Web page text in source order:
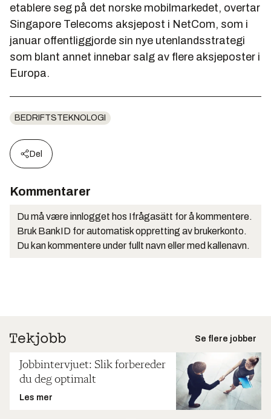
etablere seg på det norske mobilmarkedet, overtar
Singapore Telecoms aksjepost i NetCom, som i
januar offentliggjorde sin nye utenlandsstrategi
som blant annet innebar salg av flere aksjeposter i
Europa.
BEDRIFTSTEKNOLOGI
Del
Kommentarer
Du må være innlogget hos Ifrågasätt for å kommentere.
Bruk BankID for automatisk oppretting av brukerkonto.
Du kan kommentere under fullt navn eller med kallenavn.
Se flere jobber
Jobbintervjuet: Slik forbereder
du deg optimalt
Les mer